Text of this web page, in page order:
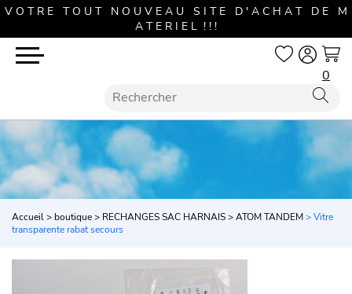
V O T R E T O U T N O U V E A U S I T E D ' A C H A T D E M
A T E R I E L ! ! !
0
Accueil>boutique> RECHANGES SAC HARNAIS>ATOM TANDEM> Vitre
transparente rabat secours